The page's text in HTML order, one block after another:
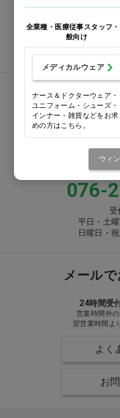
番号をよ
注文書
お電話
固定電話からは市内
076-
受
平日・土
日曜日・
メール
24時間受
営業時間外
翌営業時間よ
よく
お
全業種・医療従事スタッフ
般向け
メディカルウェア
ナース＆ドクターウェア・
ユニフォーム・シューズ・
インナー・雑貨などをお求
めの方はこちら。
ウィ